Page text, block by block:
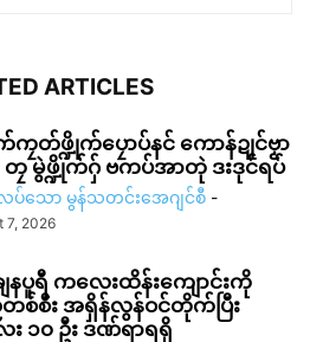
ARTICLES
တ်ဖ္ဍိုက်ပၠောပ်နင် ကောန်ဍုင်ဗၟာ
တၠ မွဲဖ္ဍိုက်ဂှ် ဗကပ်အာတုဲ ဒးဒုင်ရပ်
သော မွန်သတင်းအေဂျင်စီ -
7, 2026
နပူရီ ကလေးထိန်းကျောင်းကို
စ်စီး အရှိန်လွန်ဝင်တိုက်ပြီး
၁၀ ဦး ဒဏ်ရာရရှိ